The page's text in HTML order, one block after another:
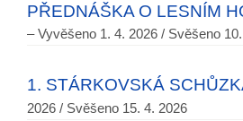
PŘEDNÁŠKA O LESNÍM
– Vyvěšeno 1. 4. 2026 / Svěšeno
1. STÁRKOVSKÁ
2026 / Svěšeno 15. 4. 2026